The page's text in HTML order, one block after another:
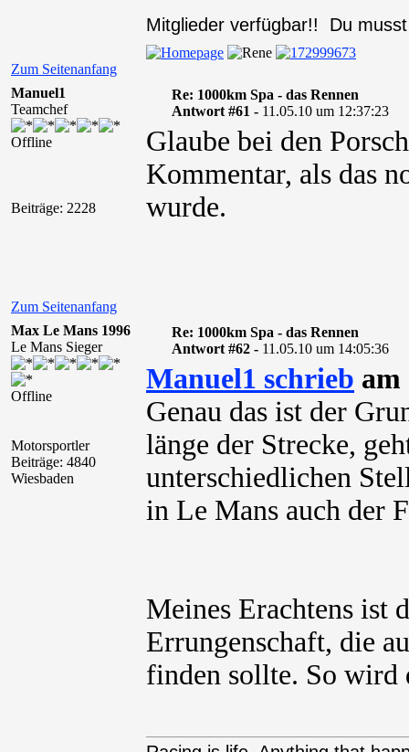
Zum Seitenanfang
Mitglieder verfügbar!! Du
Manuel1
Teamchef
Offline
Beiträge: 2228
Re: 1000km Spa - das Rennen
Antwort #61 - 11.05.10 um 12:37:23
Glaube bei den
Kommentar, als das
wurde.
Zum Seitenanfang
Max Le Mans 1996
Le Mans Sieger
Offline
Motorsportler
Beiträge: 4840
Wiesbaden
Re: 1000km Spa - das Rennen
Antwort #62 - 11.05.10 um 14:05:36
Manuel1 schrieb am
Genau das ist der
länge der Strecke,
unterschiedlichen
in Le Mans auch der
Meines Erachtens ist
Errungenschaft, die
finden sollte. So wird